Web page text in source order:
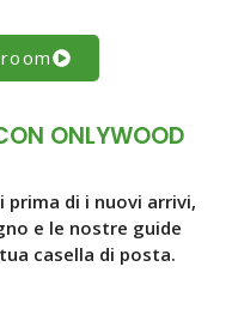
ONLYWOOD
di i nuovi arrivi,
e le nostre guide
casella di posta.